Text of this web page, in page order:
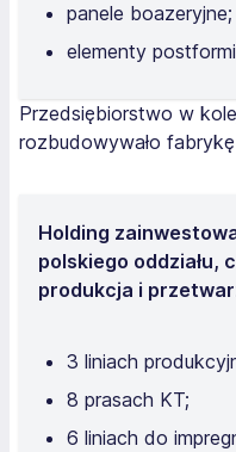
panele boazeryjne;
elementy
Przedsiębiorstwo w
rozbudowywało
Holding
polskiego oddziału,
produkcja i
3 liniach
8 prasach KT;
6 liniach do